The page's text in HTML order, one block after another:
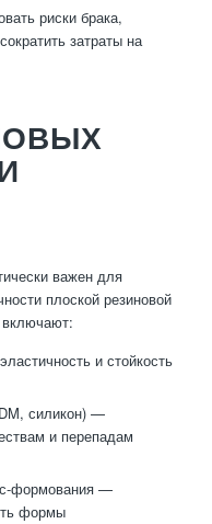
риски брака,
затраты на
важен для
плоской резиновой
и стойкость
силикон) —
и перепадам
формования —
формы